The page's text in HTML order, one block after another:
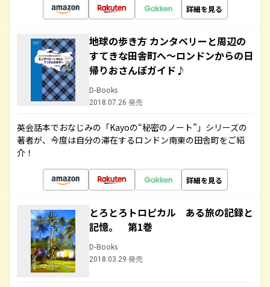
詳細を見る
地球の歩き方 カンタベリーと周辺の
すてきな田舎町へ～ロンドンからの日
帰りおさんぽガイド♪
D-Books
2018.07.26 発売
英会話本でおなじみの「Kayoの“秘密のノート”」シリーズの
著者が、今度は自分の滞在するロンドン南東の田舎町をご紹
介！
詳細を見る
とろとろトロピカル ある旅の記録と
記憶。 第1巻
D-Books
2018.03.29 発売